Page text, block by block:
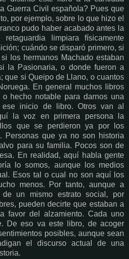
Guerra Civil española? Pues que
por ejemplo, sobre lo que hizo el
pudo haber acabado antes la
limpiara físicamente
cuándo se disparó primero, si
los hermanos Machado estaban
la Pasionaria, o donde fueron a
que si Queipo de Llano, o cuantos
En general muchos libros
hecho notable para darnos una
ese inicio de libro. Otros van al
la voz en primera persona la
que se perdieron ya por los
Personas que ya no son historia
para su familia. Pocos son de
En realidad, aquí habla gente
lo somos, aunque los medios
Esos tal o cual no son aquí los
menos. Por tanto, aunque a
un mismo estrato social, por
pueden decirte que estaban a
favor del alzamiento. Cada uno
De eso va este libro, de acoger
posibles, aunque sean
el discurso actual de una